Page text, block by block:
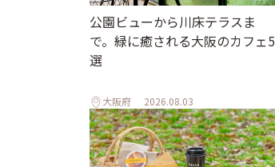
公園ビューから川床テラスま
で。緑に癒される大阪のカフェ5
選
大阪府 2026.08.03